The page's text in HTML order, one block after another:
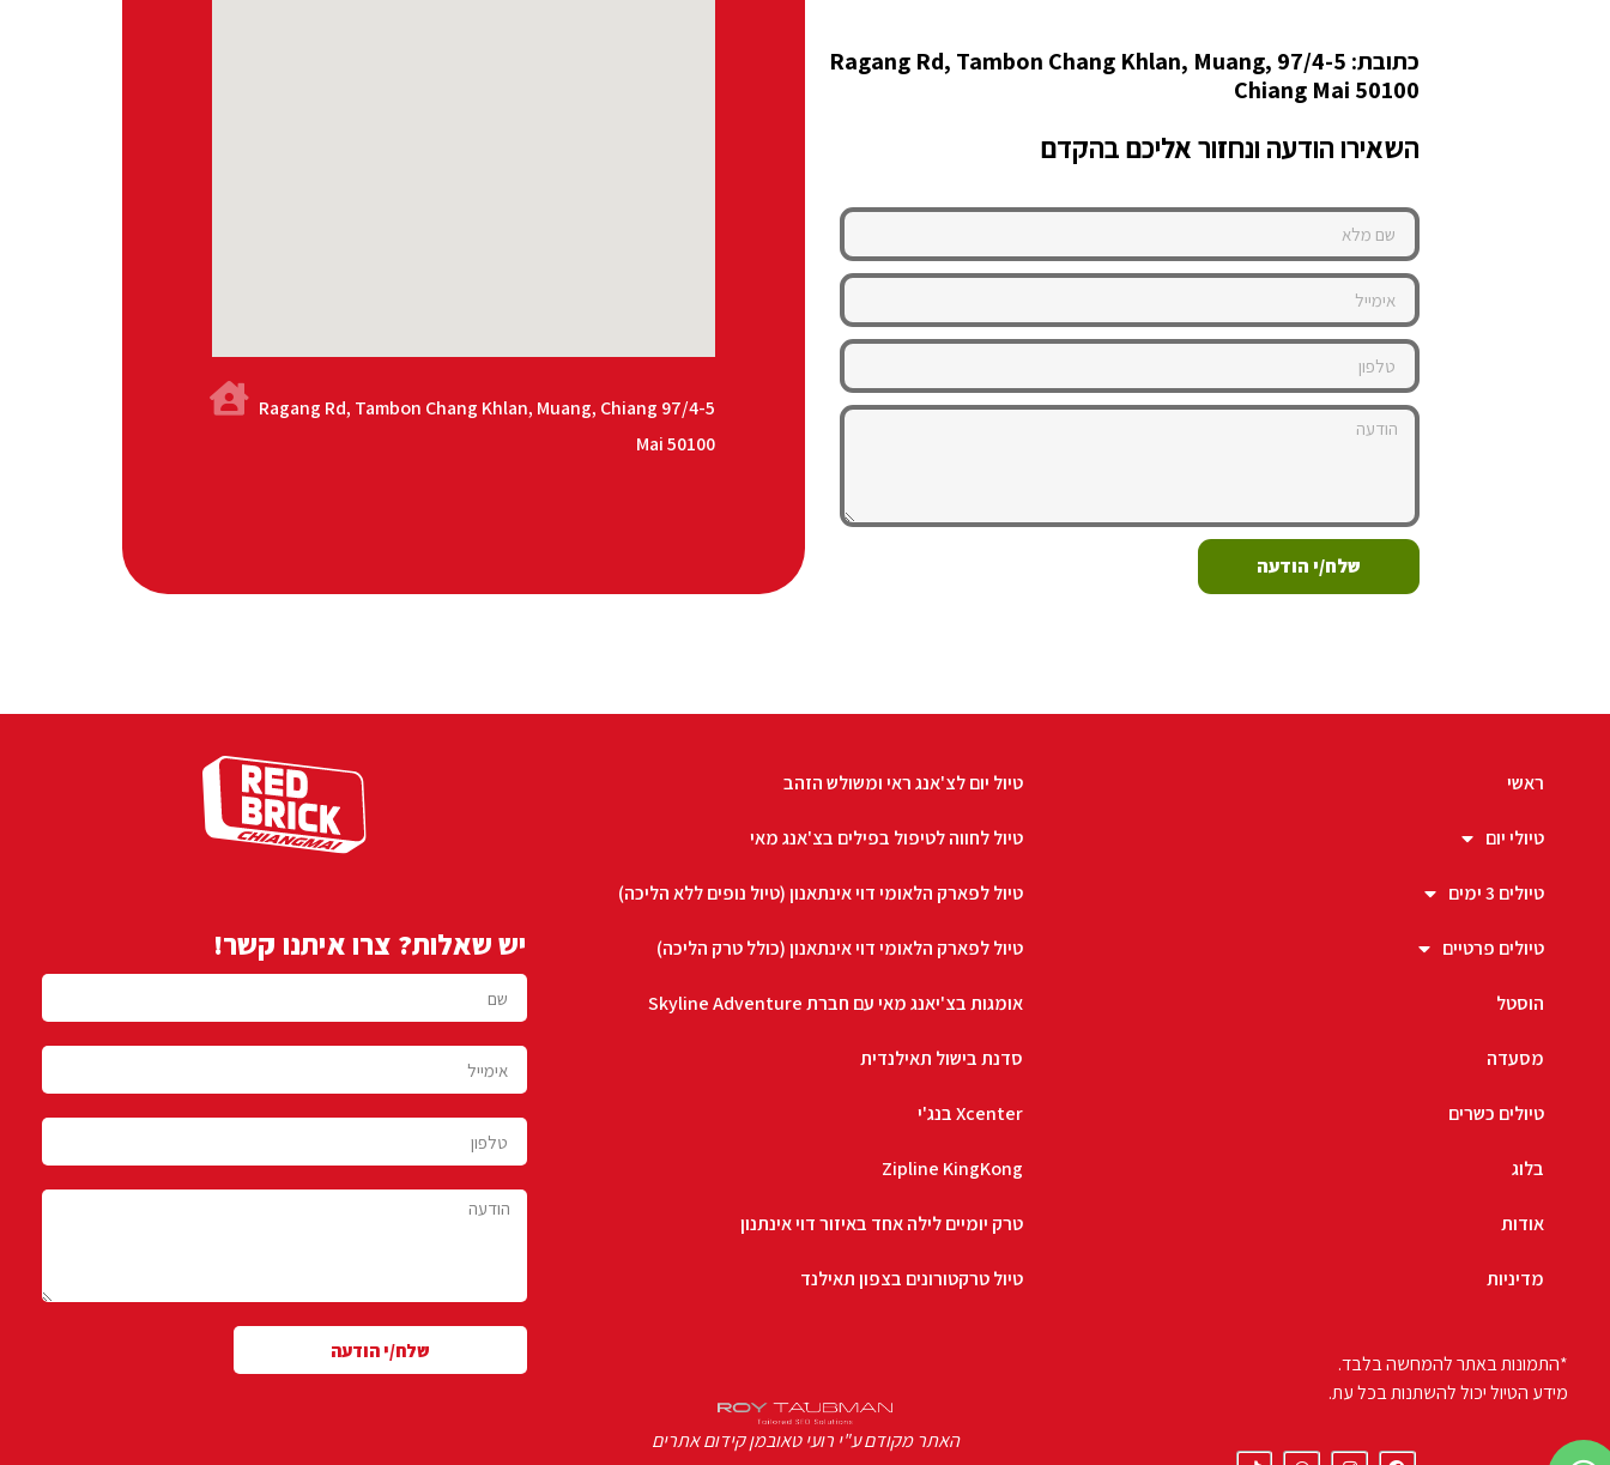
כתובת:
97/4-5 Ragang Rd, Tambon Chang Khlan, Muang,
Chiang Mai 50100​
השאירו הודעה ונחזור אליכם בהקדם
שלח/י הודעה
97/4-5 Ragang Rd, Tambon Chang Khlan, Muang, Chiang
Mai 50100
ראשי
טיולי יום
טיולים 3 ימים
טיולים פרטיים
הוסטל
מסעדה
טיולים כשרים
בלוג
אודות
מדיניות
*התמונות באתר להמחשה בלבד.
מידע הטיול יכול להשתנות בכל עת.
טיול יום לצ'אנג ראי ומשולש הזהב
טיול לחווה לטיפול בפילים בצ'אנג מאי
טיול לפארק הלאומי דוי אינתאנון (טיול נופים ללא הליכה)
טיול לפארק הלאומי דוי אינתאנון (כולל טרק הליכה)
אומגות בצ'יאנג מאי עם חברת Skyline Adventure
סדנת בישול תאילנדית
Xcenter בנג'י
Zipline KingKong
טרק יומיים לילה אחד באיזור דוי אינתנון
טיול טרקטורונים בצפון תאילנד
האתר מקודם ע"י רועי טאובמן קידום אתרים
יש שאלות? צרו איתנו קשר!
שלח/י הודעה